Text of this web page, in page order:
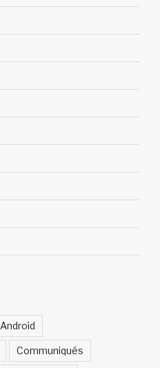
Android
Communiqués